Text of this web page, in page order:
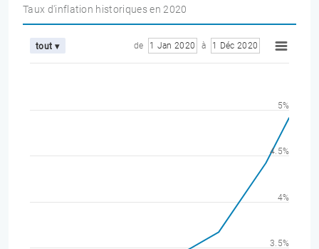
Taux d'inflation historiques en 2020
tout ▾ de 1 Jan 2020 à 1 Déc 2020
3.5%
4%
4.5%
5%